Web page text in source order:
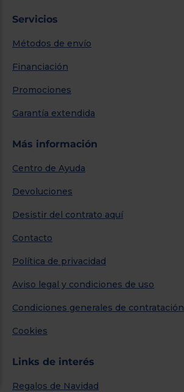
Servicios
Métodos de envío
Financiación
Promociones
Garantía extendida
Más información
Centro de Ayuda
Devoluciones
Desistir del contrato aquí
Contacto
Política de privacidad
Aviso legal y condiciones de uso
Condiciones generales de contratación
Cookies
Links de interés
Regalos de Navidad